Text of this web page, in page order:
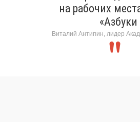
на рабочих
«Азбуки
Виталий Антипин, лидер